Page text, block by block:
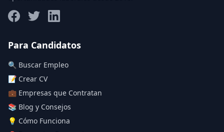
Deja vacío para "sin límite"
Aplicar filtros
Para Candidatos
🔍 Buscar Empleo
📝 Crear CV
💼 Empresas que Contratan
📚 Blog y Consejos
💡 Cómo Funciona